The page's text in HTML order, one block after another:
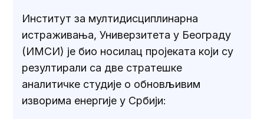
Институт за мултидисциплинарна
истраживања, Универзитета у Београду
(ИМСИ) је био носилац пројеката који су
резултирали са две стратешке
аналитичке студије о обновљивим
изворима енергије у Србији: